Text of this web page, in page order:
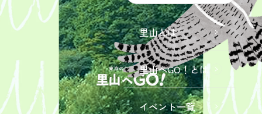
里山とは
里山へGO！とは
イベント一覧